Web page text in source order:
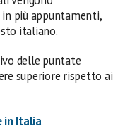
in più appuntamenti,
italiano.
delle puntate
superiore rispetto ai
in Italia